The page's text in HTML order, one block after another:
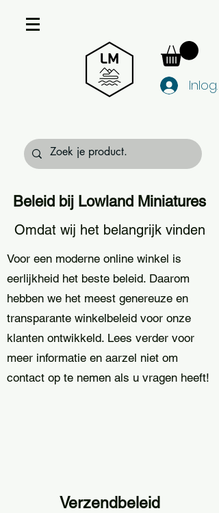
Beleid bij Lowland Miniatures
Omdat wij het belangrijk vinden
Voor een moderne online winkel is
eerlijkheid het beste beleid. Daarom
hebben we het meest genereuze en
transparante winkelbeleid voor onze
klanten ontwikkeld. Lees verder voor
meer informatie en aarzel niet om
contact op te nemen als u vragen heeft!​
Verzendbeleid